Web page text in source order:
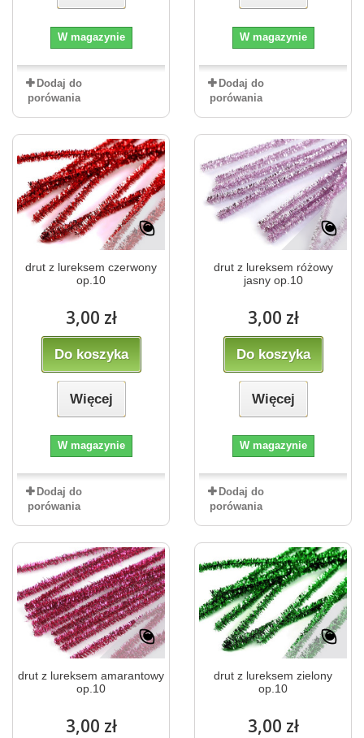
W magazynie
Dodaj do
porówania
W magazynie
Dodaj do
porówania
drut z lureksem czerwony
op.10
3,00 zł
Do koszyka
Więcej
W magazynie
Dodaj do
porówania
drut z lureksem różowy
jasny op.10
3,00 zł
Do koszyka
Więcej
W magazynie
Dodaj do
porówania
drut z lureksem amarantowy
op.10
3,00 zł
drut z lureksem zielony
op.10
3,00 zł